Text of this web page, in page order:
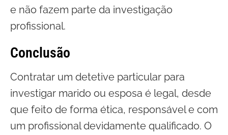
e não fazem parte da investigação
profissional.
Conclusão
Contratar um detetive particular para
investigar marido ou esposa é legal, desde
que feito de forma ética, responsável e com
um profissional devidamente qualificado. O